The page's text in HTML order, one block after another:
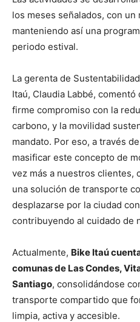
los meses señalados, con
manteniendo así una
periodo estival.
La gerenta de
Itaú, Claudia Labbé,
firme compromiso con la
carbono, y la movilidad
mandato. Por eso, a través
masificar este concepto de
vez más a nuestros clientes,
una solución de transporte
desplazarse por la ciudad
contribuyendo al cuidado de
Actualmente, Bike Itaú
comunas de Las Condes,
Santiago, consolidándose
transporte compartido que
limpia, activa y accesible.